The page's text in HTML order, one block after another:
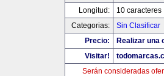
Longitud:
10 caracteres
Categorias:
Sin Clasificar
Precio:
Realizar una
Visitar!
Serán consideradas